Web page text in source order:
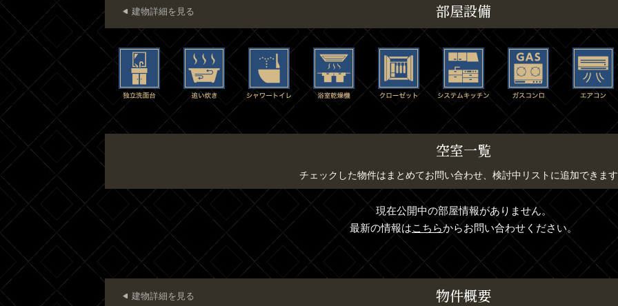
部屋設備
建物詳細を見る
空室一覧
チェックした物件はまとめてお問い合わせ、検討中リストに追加できま
現在公開中の部屋情報がありません。
最新の情報はこちらからお問い合わせください。
物件概要
建物詳細を見る